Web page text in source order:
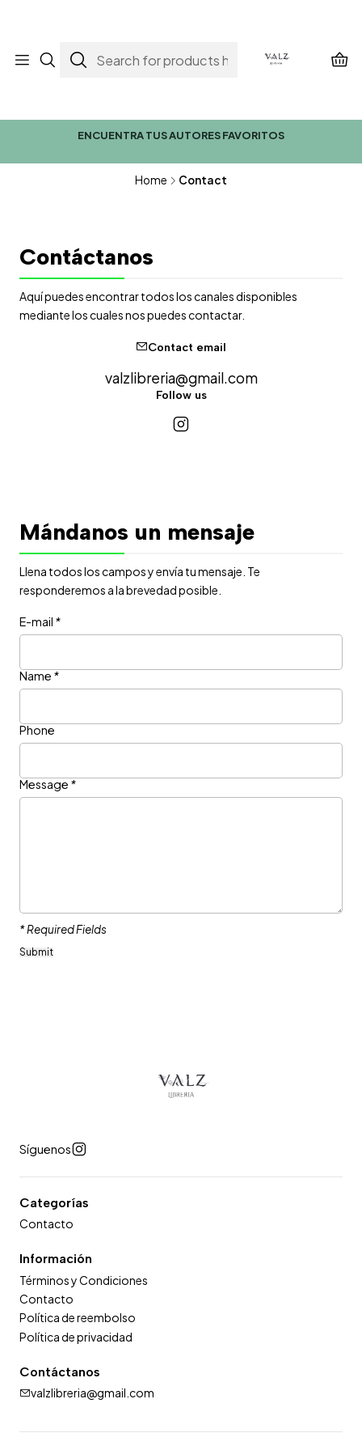
ENCUENTRA TUS AUTORES FAVORITOS
Home Contact
Contáctanos
Aquí puedes encontrar todos los canales disponibles
mediante los cuales nos puedes contactar.
Contact email
valzlibreria@gmail.com
Follow us
Mándanos un mensaje
Llena todos los campos y envía tu mensaje. Te
responderemos a la brevedad posible.
E-mail *
Name *
Phone
Message *
* Required Fields
Síguenos
Categorías
Contacto
Información
Términos y Condiciones
Contacto
Política de reembolso
Política de privacidad
Contáctanos
valzlibreria@gmail.com